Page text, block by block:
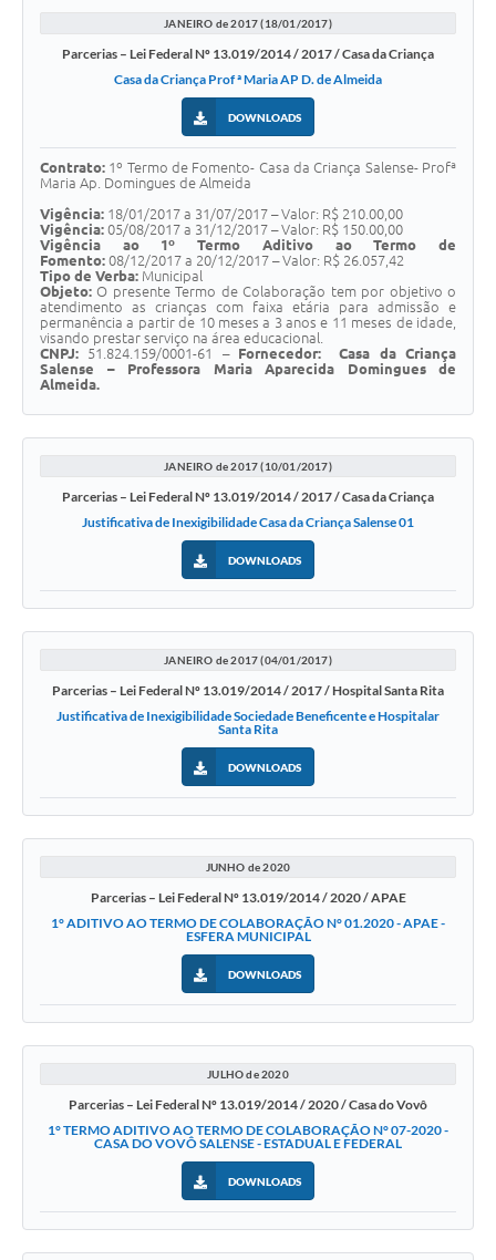
JANEIRO de 2017 (18/01/2017)
Parcerias – Lei Federal Nº 13.019/2014 / 2017 / Casa da Criança
Casa da Criança Prof ª Maria AP D. de Almeida
DOWNLOADS
Contrato: 1º Termo de Fomento- Casa da Criança Salense- Profª
Maria Ap. Domingues de Almeida
Vigência: 18/01/2017 a 31/07/2017 – Valor: R$ 210.00,00
Vigência: 05/08/2017 a 31/12/2017 – Valor: R$ 150.00,00
Vigência ao 1º Termo Aditivo ao Termo de
Fomento: 08/12/2017 a 20/12/2017 – Valor: R$ 26.057,42
Tipo de Verba: Municipal
Objeto: O presente Termo de Colaboração tem por objetivo o
atendimento as crianças com faixa etária para admissão e
permanência a partir de 10 meses a 3 anos e 11 meses de idade,
visando prestar serviço na área educacional.
CNPJ: 51.824.159/0001-61 – Fornecedor:
Casa da Criança
Salense – Professora Maria Aparecida Domingues de
Almeida.
JANEIRO de 2017 (10/01/2017)
Parcerias – Lei Federal Nº 13.019/2014 / 2017 / Casa da Criança
Justificativa de Inexigibilidade Casa da Criança Salense 01
DOWNLOADS
JANEIRO de 2017 (04/01/2017)
Parcerias – Lei Federal Nº 13.019/2014 / 2017 / Hospital Santa Rita
Justificativa de Inexigibilidade Sociedade Beneficente e Hospitalar
Santa Rita
DOWNLOADS
JUNHO de 2020
Parcerias – Lei Federal Nº 13.019/2014 / 2020 / APAE
1° ADITIVO AO TERMO DE COLABORAÇÃO N° 01.2020 - APAE -
ESFERA MUNICIPAL
DOWNLOADS
JULHO de 2020
Parcerias – Lei Federal Nº 13.019/2014 / 2020 / Casa do Vovô
1° TERMO ADITIVO AO TERMO DE COLABORAÇÃO N° 07-2020 -
CASA DO VOVÔ SALENSE - ESTADUAL E FEDERAL
DOWNLOADS